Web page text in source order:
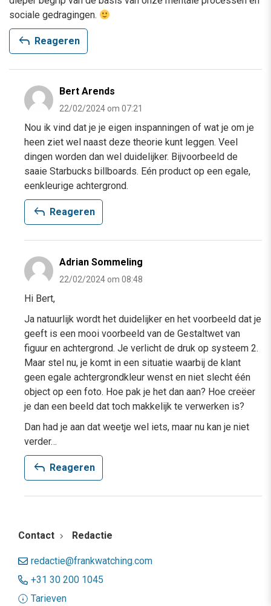
sociale gedragingen.
reply Reageren
Bert Arends
22/02/2024 om 07:21
Nou ik vind dat je je eigen inspanningen of wat je om je
heen ziet wel naast deze theorie kunt leggen. Veel
dingen worden dan wel duidelijker. Bijvoorbeeld de
saaie Starbucks billboards. Eén product op een egale,
eenkleurige achtergrond.
reply Reageren
Adrian Sommeling
22/02/2024 om 08:48
Hi Bert,
Ja natuurlijk wordt het duidelijker en het voorbeeld dat je
geeft is een mooi voorbeeld van de Gestaltwet van
figuur en achtergrond. Je verlicht de druk op systeem 2.
Maar stel nu, je komt in een situatie waarbij de klant
geen egale achtergrondkleur wenst en niet slecht één
object op een foto. Hoe pak je het dan aan? Hoe creëer
je dan een beeld dat toch makkelijk te verwerken is?
Dan had je aan dat weetje wel iets, maar nu kan je niet
verder…
reply Reageren
Contact Redactie
redactie@frankwatching.com
+31 30 200 1045
Tarieven